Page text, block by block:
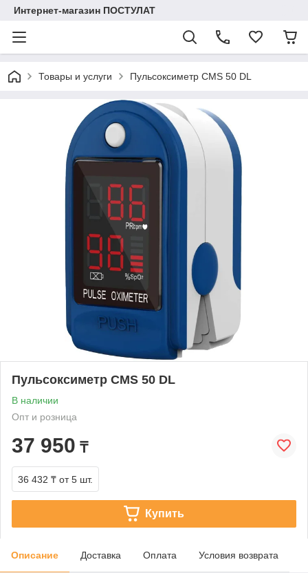
Интернет-магазин ПОСТУЛАТ
Товары и услуги Пульсоксиметр CMS 50 DL
Пульсоксиметр CMS 50 DL
В наличии
Опт и розница
37 950 ₸
36 432 ₸ от 5 шт.
Купить
Описание Доставка Оплата Условия возврата